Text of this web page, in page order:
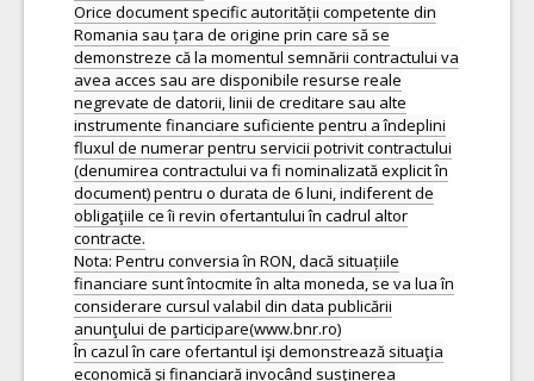
Orice document specific autorității competente din
Romania sau țara de origine prin care să se
demonstreze că la momentul semnării contractului va
avea acces sau are disponibile resurse reale
negrevate de datorii, linii de creditare sau alte
instrumente financiare suficiente pentru a îndeplini
fluxul de numerar pentru servicii potrivit contractului
(denumirea contractului va fi nominalizată explicit în
document) pentru o durata de 6 luni, indiferent de
obligaţiile ce îi revin ofertantului în cadrul altor
contracte.
Nota: Pentru conversia în RON, dacă situațiile
financiare sunt întocmite în alta moneda, se va lua în
considerare cursul valabil din data publicării
anunţului de participare(www.bnr.ro)
În cazul în care ofertantul işi demonstrează situaţia
economică şi financiară invocând susţinerea